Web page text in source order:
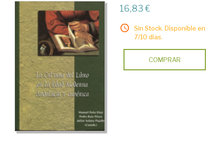
16,83 €
Sin Stock. Disponible en
7/10 días.
COMPRAR